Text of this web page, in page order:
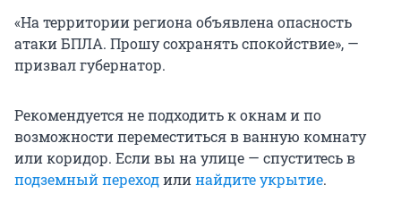
«На территории региона объявлена опасность
атаки БПЛА. Прошу сохранять спокойствие», —
призвал губернатор.
Рекомендуется не подходить к окнам и по
возможности переместиться в ванную комнату
или коридор. Если вы на улице — спуститесь в
подземный переходилинайдите укрытие.